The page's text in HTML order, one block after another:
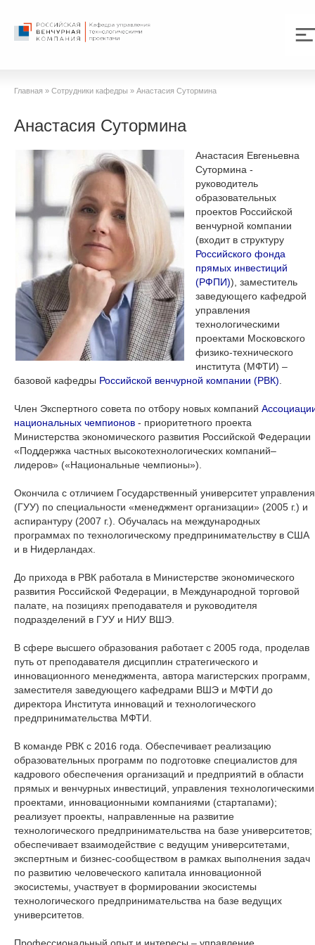
Главная » Сотрудники кафедры » Анастасия Сутормина
Анастасия Сутормина
Анастасия Евгеньевна
Сутормина -
руководитель
образовательных
проектов Российской
венчурной компании
(входит в структуру
Российского фонда
прямых инвестиций
(РФПИ)), заместитель
заведующего кафедрой
управления
технологическими
проектами Московского
физико-технического
института (МФТИ) –
базовой кафедры Российской венчурной компании (РВК)
Член Экспертного совета по отбору новых компаний
национальных чемпионов - приоритетного проекта
Министерства экономического развития Российской Федерации
«Поддержка частных высокотехнологических компаний–
лидеров» («Национальные чемпионы»).
Окончила с отличием Государственный университет управления
(ГУУ) по специальности «менеджмент организации» (2005 г.) и
аспирантуру (2007 г.). Обучалась на международных
программах по технологическому предпринимательству в США
и в Нидерландах.
До прихода в РВК работала в Министерстве экономического
развития Российской Федерации, в Международной торговой
палате, на позициях преподавателя и руководителя
подразделений в ГУУ и НИУ ВШЭ.
В сфере высшего образования работает с 2005 года, проделав
путь от преподавателя дисциплин стратегического и
инновационного менеджмента, автора магистерских программ,
заместителя заведующего кафедрами ВШЭ и МФТИ до
директора Института инноваций и технологического
предпринимательства МФТИ.
В команде РВК с 2016 года. Обеспечивает реализацию
образовательных программ по подготовке специалистов для
кадрового обеспечения организаций и предприятий в области
прямых и венчурных инвестиций, управления технологическими
проектами, инновационными компаниями (стартапами);
реализует проекты, направленные на развитие
технологического предпринимательства на базе университетов;
обеспечивает взаимодействие с ведущим университетами,
экспертным и бизнес-сообществом в рамках выполнения задач
по развитию человеческого капитала инновационной
экосистемы, участвует в формировании экосистемы
технологического предпринимательства на базе ведущих
университетов.